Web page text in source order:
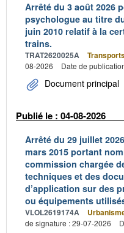
Arrêté du 3 août 2026
psychologue au titre
juin 2010 relatif à la
trains.
TRAT2620025A
08-2026
Date de
Document principal
Publié le : 04-08-2026
Arrêté du 29 juillet
mars 2015 portant
commission chargée
techniques et des
d’application sur des
ou équipements
VLOL2619174A
de signature : 29-07-2026